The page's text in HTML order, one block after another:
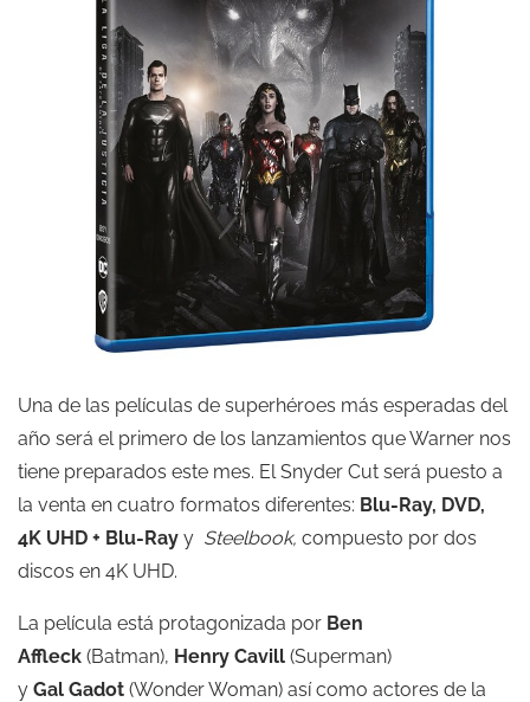
Una de las películas de superhéroes más esperadas del
año será el primero de los lanzamientos que Warner nos
tiene preparados este mes. El Snyder Cut será puesto a
la venta en cuatro formatos diferentes: Blu-Ray, DVD,
4K UHD + Blu-Ray y Steelbook, compuesto por dos
discos en 4K UHD.
La película está protagonizada por Ben
Affleck (Batman), Henry Cavill (Superman)
y Gal Gadot (Wonder Woman) así como actores de la